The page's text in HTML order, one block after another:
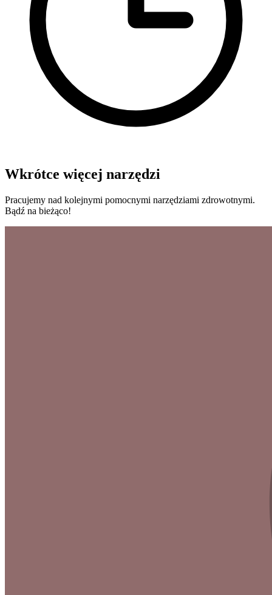
Wkrótce więcej narzędzi
Pracujemy nad kolejnymi pomocnymi narzędziami zdrowotnymi.
Bądź na bieżąco!